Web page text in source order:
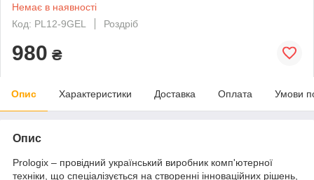
Немає в наявності
Код: PL12-9GEL
Роздріб
980 ₴
Опис Характеристики Доставка Оплата Умови
Опис
Prologix – провідний український виробник комп'ютерної
техніки, що спеціалізується на створенні інноваційних рішень,